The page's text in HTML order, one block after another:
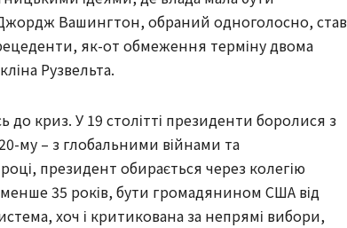
Вашингтон, обраний одноголосно, став
як-от обмеження терміну двома
Рузвельта.
криз. У 19 столітті президенти боролися з
му – з глобальними війнами та
президент обирається через колегію
35 років, бути громадянином США від
хоч і критикована за непрямі вибори,